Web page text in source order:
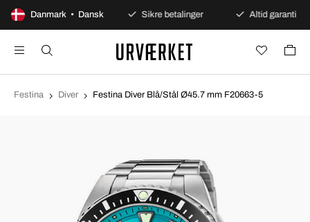
Danmark • Dansk
100 dages åbent køb Sikre betalinger Altid garanti
Festina Diver Festina Diver Blå/Stål Ø45.7 mm F20663-5